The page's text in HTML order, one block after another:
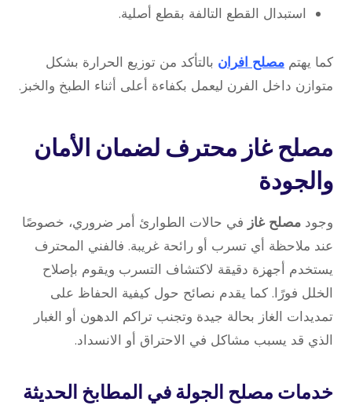
استبدال القطع التالفة بقطع أصلية.
كما يهتم مصلح افران بالتأكد من توزيع الحرارة بشكل
متوازن داخل الفرن ليعمل بكفاءة أعلى أثناء الطبخ والخبز.
مصلح غاز محترف لضمان الأمان
والجودة
وجود مصلح غاز في حالات الطوارئ أمر ضروري، خصوصًا
عند ملاحظة أي تسرب أو رائحة غريبة. فالفني المحترف
يستخدم أجهزة دقيقة لاكتشاف التسرب ويقوم بإصلاح
الخلل فورًا. كما يقدم نصائح حول كيفية الحفاظ على
تمديدات الغاز بحالة جيدة وتجنب تراكم الدهون أو الغبار
الذي قد يسبب مشاكل في الاحتراق أو الانسداد.
خدمات مصلح الجولة في المطابخ الحديثة